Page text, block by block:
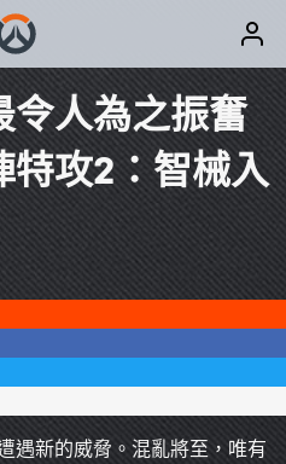
令人為之振奮
特攻2：智械入
遇新的威脅。混亂將至，唯有